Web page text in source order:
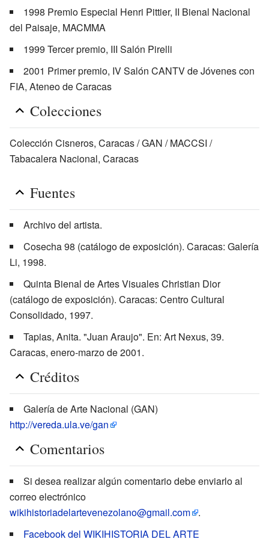
1998 Premio Especial Henri Pittier, II Bienal Nacional
del Paisaje, MACMMA
1999 Tercer premio, III Salón Pirelli
2001 Primer premio, IV Salón CANTV de Jóvenes con
FIA, Ateneo de Caracas
Colecciones
Colección Cisneros, Caracas / GAN / MACCSI /
Tabacalera Nacional, Caracas
Fuentes
Archivo del artista.
Cosecha 98 (catálogo de exposición). Caracas: Galería
Li, 1998.
Quinta Bienal de Artes Visuales Christian Dior
(catálogo de exposición). Caracas: Centro Cultural
Consolidado, 1997.
Tapias, Anita. "Juan Araujo". En: Art Nexus, 39.
Caracas, enero-marzo de 2001.
Créditos
Galería de Arte Nacional (GAN)
http://vereda.ula.ve/gan
Comentarios
Si desea realizar algún comentario debe enviarlo al
correo electrónico
wikihistoriadelartevenezolano@gmail.com
.
Facebook del WIKIHISTORIA DEL ARTE